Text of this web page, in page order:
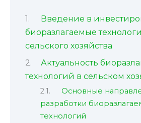
Введение в
биоразлагаемые
сельского хозяйства
Актуальность
технологий в сельском
Основные
разработки
технологий